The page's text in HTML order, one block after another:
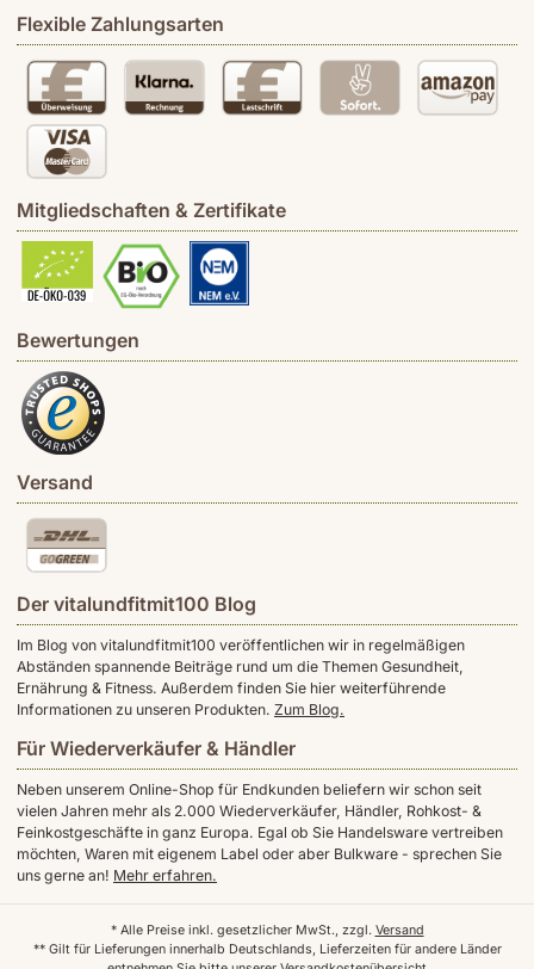
Flexible Zahlungsarten
Mitgliedschaften & Zertifikate
Bewertungen
Versand
Der vitalundfitmit100 Blog
Im Blog von vitalundfitmit100 veröffentlichen wir in regelmäßigen
Abständen spannende Beiträge rund um die Themen Gesundheit,
Ernährung & Fitness. Außerdem finden Sie hier weiterführende
Informationen zu unseren Produkten. Zum Blog.
Für Wiederverkäufer & Händler
Neben unserem Online-Shop für Endkunden beliefern wir schon seit
vielen Jahren mehr als 2.000 Wiederverkäufer, Händler, Rohkost- &
Feinkostgeschäfte in ganz Europa. Egal ob Sie Handelsware vertreiben
möchten, Waren mit eigenem Label oder aber Bulkware - sprechen Sie
uns gerne an! Mehr erfahren.
* Alle Preise inkl. gesetzlicher MwSt., zzgl. Versand
** Gilt für Lieferungen innerhalb Deutschlands, Lieferzeiten für andere Länder